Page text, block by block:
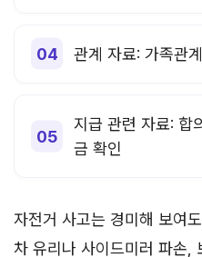
관계 자료: 가족관
지급 관련 자료: 합
금 확인
자전거 사고는 경미해 보여
차 유리나 사이드미러 파손,